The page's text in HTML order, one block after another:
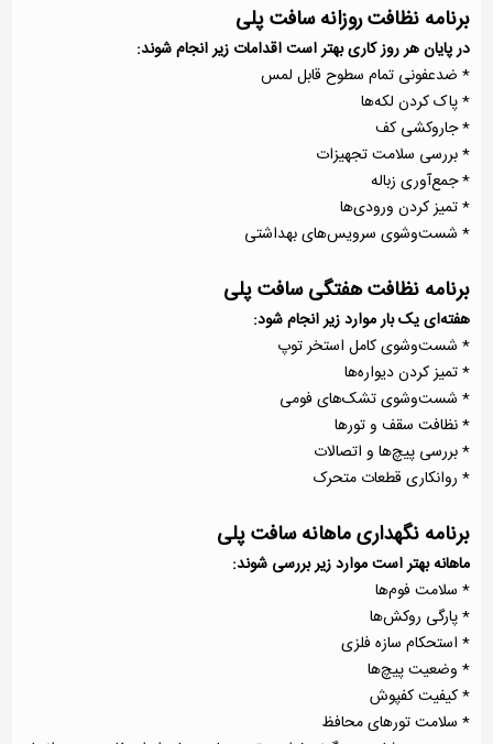
برنامه نظافت روزانه سافت پلی
در پایان هر روز کاری بهتر است اقدامات زیر انجام شوند:
* ضدعفونی تمام سطوح قابل لمس
* پاک کردن لکه‌ها
* جاروکشی کف
* بررسی سلامت تجهیزات
* جمع‌آوری زباله
* تمیز کردن ورودی‌ها
* شست‌وشوی سرویس‌های بهداشتی
برنامه نظافت هفتگی سافت پلی
هفته‌ای یک بار موارد زیر انجام شود:
* شست‌وشوی کامل استخر توپ
* تمیز کردن دیواره‌ها
* شست‌وشوی تشک‌های فومی
* نظافت سقف و تورها
* بررسی پیچ‌ها و اتصالات
* روانکاری قطعات متحرک
برنامه نگهداری ماهانه سافت پلی
ماهانه بهتر است موارد زیر بررسی شوند:
* سلامت فوم‌ها
* پارگی روکش‌ها
* استحکام سازه فلزی
* وضعیت پیچ‌ها
* کیفیت کفپوش
* سلامت تورهای محافظ